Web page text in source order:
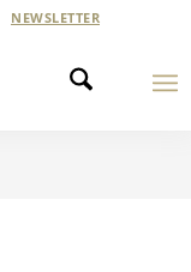
NEWSLETTER